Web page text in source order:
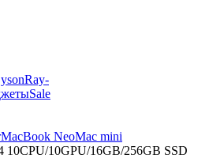
Ray-
Sale
MacBook NeoMac mini
10CPU/10GPU/16GB/256GB SSD